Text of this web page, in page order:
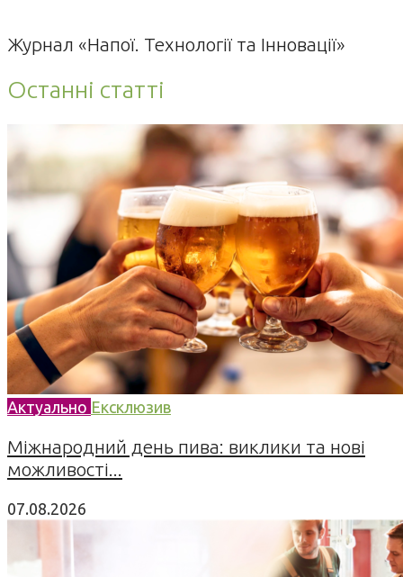
Журнал «Напої. Технології та Інновації»
Останні статті
Актуально Ексклюзив
Міжнародний день пива: виклики та нові
можливості...
07.08.2026